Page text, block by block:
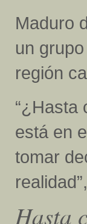
Maduro
un
región
“¿Hasta
está en
tomar
Hasta